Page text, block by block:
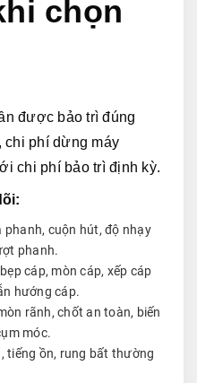
chọn
được bảo trì đúng
chi phí dừng máy
chi phí bảo trì định kỳ.
phanh, cuộn hút, độ nhạy
phanh.
cáp, mòn cáp, xếp cáp
hướng cáp.
rãnh, chốt an toàn, biến
móc.
tiếng ồn, rung bất thường